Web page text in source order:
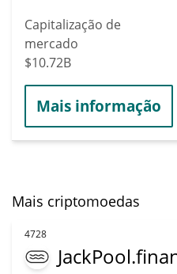
Capitalização de
mercado
$10.72B
Mais informação
Mais criptomoedas
4728